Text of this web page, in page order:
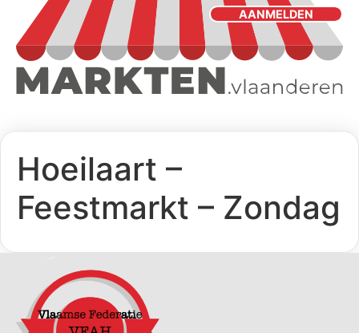
AANMELDEN
Hoeilaart –
Feestmarkt – Zondag